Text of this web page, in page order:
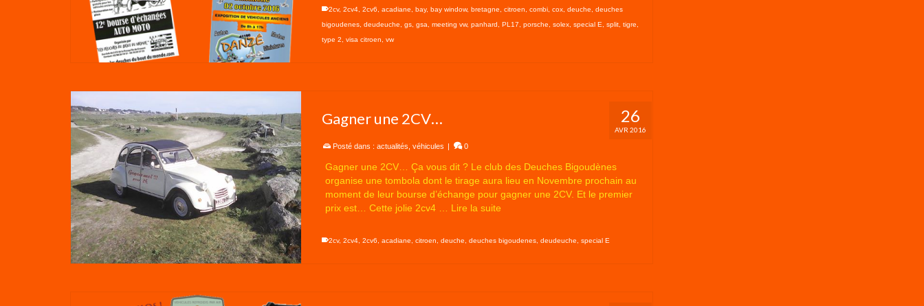
2cv, 2cv4, 2cv6 acadiane bay, bay window, bretagne citroen combi, cox, deuche
deuches
bigoudenes, deudeuche gs, gsa meeting vw, panhard PL17 porsche solex, special E split, tigre
type 2
visa citroen vw
26
AVR 2016
Gagner une 2CV…
Posté dans : actualités véhicules | 0
Gagner une 2CV… Ça vous dit ? Le club des Deuches Bigoudènes
organise une tombola dont le tirage aura lieu en Novembre prochain au
moment de leur bourse d’échange pour gagner une 2CV. Et le premier
prix est… Cette jolie 2cv4 … Lire la suite
2cv, 2cv4, 2cv6 acadiane citroen deuche deuches bigoudenes, deudeuche special E